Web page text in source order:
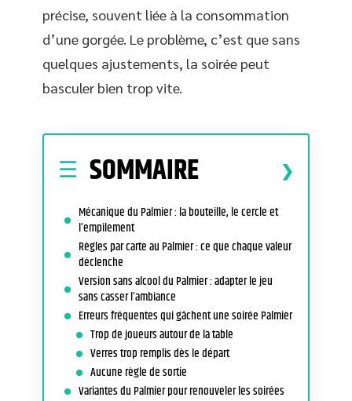
précise, souvent liée à la consommation
d’une gorgée. Le problème, c’est que sans
quelques ajustements, la soirée peut
basculer bien trop vite.
SOMMAIRE
Mécanique du Palmier : la bouteille, le cercle et
l’empilement
Règles par carte au Palmier : ce que chaque valeur
déclenche
Version sans alcool du Palmier : adapter le jeu
sans casser l’ambiance
Erreurs fréquentes qui gâchent une soirée Palmier
Trop de joueurs autour de la table
Verres trop remplis dès le départ
Aucune règle de sortie
Variantes du Palmier pour renouveler les soirées